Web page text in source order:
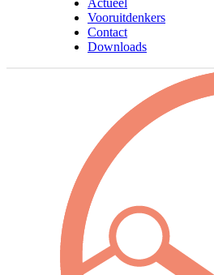
Actueel
Vooruitdenkers
Contact
Downloads